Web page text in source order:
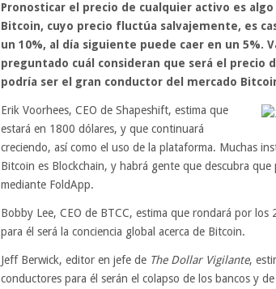
Pronosticar el precio de cualquier activo es
Bitcoin, cuyo precio fluctúa salvajemente, es
un 10%, al día siguiente puede caer en un 5%.
preguntado cuál consideran que será el precio
podría ser el gran conductor del mercado
Erik Voorhees, CEO de Shapeshift, estima que
estará en 1800 dólares, y que continuará
creciendo, así como el uso de la plataforma. Muchas
Bitcoin es Blockchain, y habrá gente que descubra
mediante FoldApp.
Bobby Lee, CEO de BTCC, estima que rondará por
para él será la conciencia global acerca de Bitcoin.
Jeff Berwick, editor en jefe de The Dollar Vigilante,
conductores para él serán el colapso de los bancos y